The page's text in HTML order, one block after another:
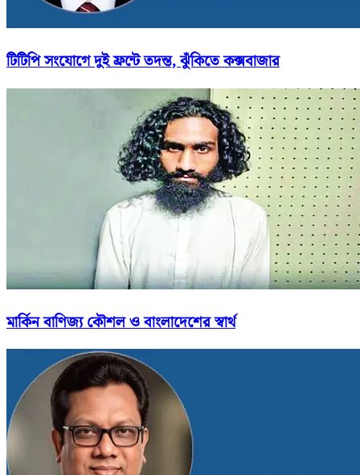
টিটিপি সংযোগে দুই ফ্রন্টে তদন্ত, ঝুঁকিতে কক্সবাজার
মার্কিন বাণিজ্য কৌশল ও বাংলাদেশের স্বার্থ